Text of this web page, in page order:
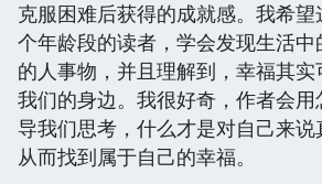
克服困难后获得的成就感。我希
个年龄段的读者，学会发现生活
的人事物，并且理解到，幸福其
我们的身边。我很好奇，作者会用
导我们思考，什么才是对自己来说
从而找到属于自己的幸福。